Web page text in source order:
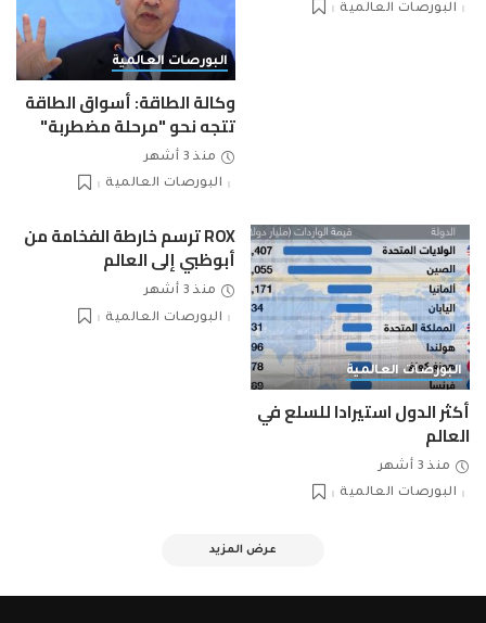
البورصات العالمية
البورصات العالمية
وكالة الطاقة: أسواق الطاقة
تتجه نحو "مرحلة مضطربة"
منذ 3 أشهر
البورصات العالمية
البورصات العالمية
أكثر الدول استيرادا للسلع في
العالم
منذ 3 أشهر
البورصات العالمية
ROX ترسم خارطة الفخامة من
أبوظبي إلى العالم
منذ 3 أشهر
البورصات العالمية
عرض المزيد